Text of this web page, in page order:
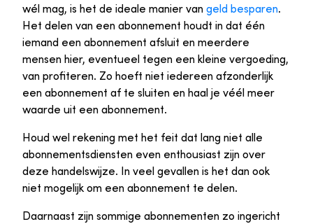
wél mag, is het de ideale manier van geld besparen.
Het delen van een abonnement houdt in dat één
iemand een abonnement afsluit en meerdere
mensen hier, eventueel tegen een kleine vergoeding,
van profiteren. Zo hoeft niet iedereen afzonderlijk
een abonnement af te sluiten en haal je véél meer
waarde uit een abonnement.
Houd wel rekening met het feit dat lang niet alle
abonnementsdiensten even enthousiast zijn over
deze handelswijze. In veel gevallen is het dan ook
niet mogelijk om een abonnement te delen.
Daarnaast zijn sommige abonnementen zo ingericht